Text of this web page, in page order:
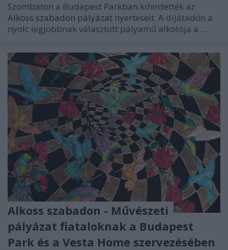
Szombaton a Budapest Parkban kihirdették az
Alkoss szabadon pályázat nyerteseit. A díjátadón a
nyolc legjobbnak választott pályamű alkotója a ...
Alkoss szabadon - Művészeti
pályázat fiataloknak a Budapest
Park és a Vesta Home szervezésében